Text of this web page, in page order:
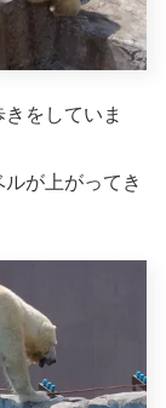
をしていま
が上がってき